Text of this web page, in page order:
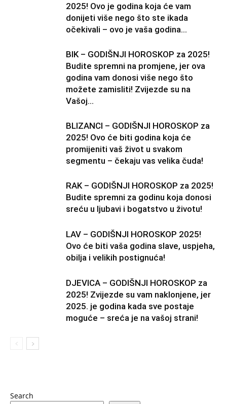
2025! Ovo je godina koja će vam
donijeti više nego što ste ikada
očekivali – ovo je vaša godina...
BIK – GODIŠNJI HOROSKOP za 2025!
Budite spremni na promjene, jer ova
godina vam donosi više nego što
možete zamisliti! Zvijezde su na
Vašoj...
BLIZANCI – GODIŠNJI HOROSKOP za
2025! Ovo će biti godina koja će
promijeniti vaš život u svakom
segmentu – čekaju vas velika čuda!
RAK – GODIŠNJI HOROSKOP za 2025!
Budite spremni za godinu koja donosi
sreću u ljubavi i bogatstvo u životu!
LAV – GODIŠNJI HOROSKOP 2025!
Ovo će biti vaša godina slave, uspjeha,
obilja i velikih postignuća!
DJEVICA – GODIŠNJI HOROSKOP za
2025! Zvijezde su vam naklonjene, jer
2025. je godina kada sve postaje
moguće – sreća je na vašoj strani!
Search